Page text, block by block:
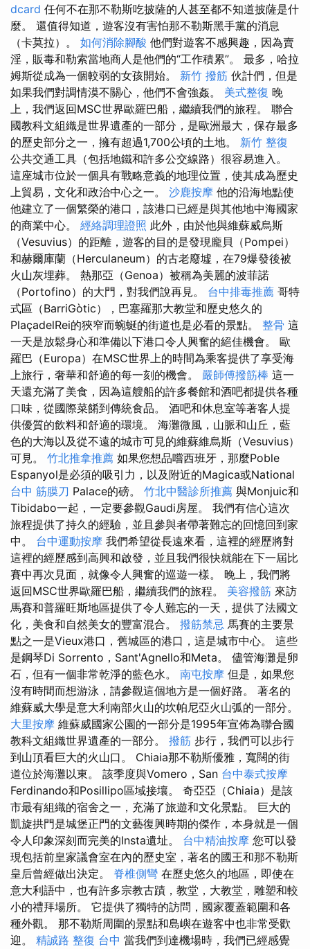
dcard 任何不在那不勒斯吃披薩的人甚至都不知道披薩是什
麼。 還值得知道，遊客沒有害怕那不勒斯黑手黨的消息
（卡莫拉）。 如何消除腳酸 他們對遊客不感興趣，因為賣
淫，販毒和勒索當地商人是他們的“工作積累”。 最多，哈拉
姆斯從成為一個較弱的女孩開始。 新竹 撥筋 伙計們，但是
如果我們對調情漠不關心，他們不會強姦。 美式整復 晚
上，我們返回MSC世界歐羅巴船，繼續我們的旅程。 聯合
國教科文組織是世界遺產的一部分，是歐洲最大，保存最多
的歷史部分之一，擁有超過1,700公頃的土地。 新竹 整復
公共交通工具（包括地鐵和許多公交線路）很容易進入。
這座城市位於一個具有戰略意義的地理位置，使其成為歷史
上貿易，文化和政治中心之一。 沙鹿按摩 他的沿海地點使
他建立了一個繁榮的港口，該港口已經是與其他地中海國家
的商業中心。 經絡調理證照 此外，由於他與維蘇威烏斯
（Vesuvius）的距離，遊客的目的是發現龐貝（Pompei）
和赫爾庫蘭（Herculaneum）的古老廢墟，在79爆發後被
火山灰埋葬。 熱那亞（Genoa）被稱為美麗的波菲諾
（Portofino）的大門，對我們說再見。 台中排毒推薦 哥特
式區（BarriGòtic），巴塞羅那大教堂和歷史悠久的
PlaçadelRei的狹窄而蜿蜒的街道也是必看的景點。 整骨 這
一天是放鬆身心和準備以下港口令人興奮的絕佳機會。 歐
羅巴（Europa）在MSC世界上的時間為乘客提供了享受海
上旅行，奢華和舒適的每一刻的機會。 嚴師傅撥筋棒 這一
天還充滿了美食，因為這艘船的許多餐館和酒吧都提供各種
口味，從國際菜餚到傳統食品。 酒吧和休息室等著客人提
供優質的飲料和舒適的環境。 海灘微風，山脈和山丘，藍
色的大海以及從不遠的城市可見的維蘇維烏斯（Vesuvius）
可見。 竹北推拿推薦 如果您想品嚐西班牙，那麼Poble
Espanyol是必須的吸引力，以及附近的Magica或National
台中 筋膜刀 Palace的磅。 竹北中醫診所推薦 與Monjuic和
Tibidabo一起，一定要參觀Gaudi房屋。 我們有信心這次
旅程提供了持久的經驗，並且參與者帶著難忘的回憶回到家
中。 台中運動按摩 我們希望從長遠來看，這裡的經歷將對
這裡的經歷感到高興和啟發，並且我們很快就能在下一屆比
賽中再次見面，就像令人興奮的巡遊一樣。 晚上，我們將
返回MSC世界歐羅巴船，繼續我們的旅程。 美容撥筋 來訪
馬賽和普羅旺斯地區提供了令人難忘的一天，提供了法國文
化，美食和自然美女的豐富混合。 撥筋禁忌 馬賽的主要景
點之一是Vieux港口，舊城區的港口，這是城市中心。 這些
是鋼琴Di Sorrento，Sant'Agnello和Meta。 儘管海灘是卵
石，但有一個非常乾淨的藍色水。 南屯按摩 但是，如果您
沒有時間而想游泳，請參觀這個地方是一個好路。 著名的
維蘇威大學是意大利南部火山的坎帕尼亞火山弧的一部分。
大里按摩 維蘇威國家公園的一部分是1995年宣佈為聯合國
教科文組織世界遺產的一部分。 撥筋 步行，我們可以步行
到山頂看巨大的火山口。 Chiaia那不勒斯優雅，寬闊的街
道位於海灘以東。 該季度與Vomero，San 台中泰式按摩
Ferdinando和Posillipo區域接壤。 奇亞亞（Chiaia）是該
市最有組織的宿舍之一，充滿了旅遊和文化景點。 巨大的
凱旋拱門是城堡正門的文藝復興時期的傑作，本身就是一個
令人印象深刻而完美的Insta遺址。 台中精油按摩 您可以發
現包括前皇家議會室在內的歷史室，著名的國王和那不勒斯
皇后曾經做出決定。 脊椎側彎 在歷史悠久的地區，即使在
意大利語中，也有許多宗教古蹟，教堂，大教堂，雕塑和較
小的禮拜場所。 它提供了獨特的訪問，國家覆蓋範圍和各
種外觀。 那不勒斯周圍的景點和島嶼在遊客中也非常受歡
迎。 精誠路 整復 台中 當我們到達機場時，我們已經感覺